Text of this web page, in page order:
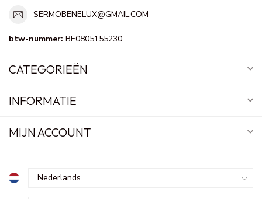
SERMOBENELUX@GMAIL.COM
btw-nummer: BE0805155230
CATEGORIEËN
INFORMATIE
MIJN ACCOUNT